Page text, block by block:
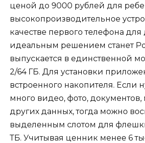
ценой до 9000 рублей для
высокопроизводительное
качестве первого телефона для
идеальным решением станет
выпускается в единственной
2/64 ГБ. Для установки
встроенного накопителя. Если
много видео, фото,
других данных, тогда можно
выделенным слотом для
ТБ. Учитывая ценник менее 6